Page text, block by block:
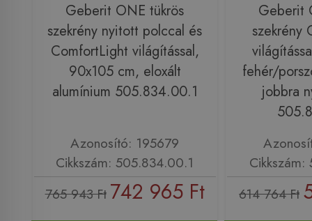
Geberit ONE tükrös
szekrény nyitott polccal és
ComfortLight világítással,
90x105 cm, eloxált
alumínium 505.834.00.1
Azonosító: 195679
Cikkszám: 505.834.00.1
765 943 Ft 742 965 Ft
Geberit
szekrény
fehér/
jobbra
614 764 Ft